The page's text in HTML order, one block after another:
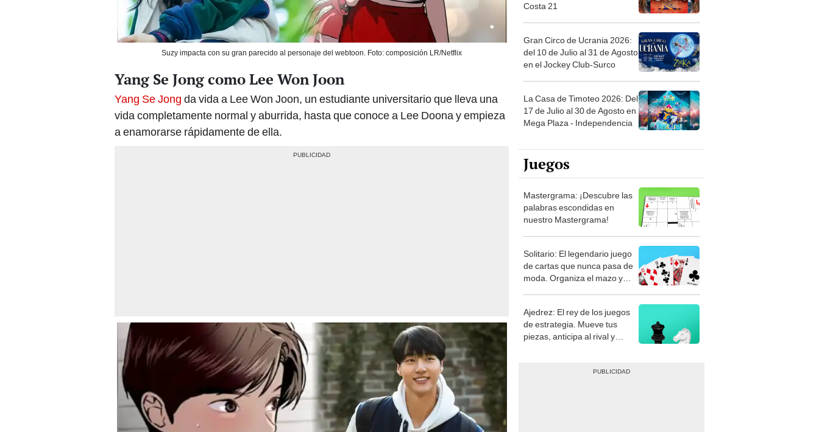
Suzy impacta con su gran parecido al personaje del webtoon. Foto: composición LR/Netflix
Yang Se Jongda vida a Lee Won Joon, un estudiante universitario que lleva una
vida completamente normal y aburrida, hasta que conoce a Lee Doona y empieza
a enamorarse rápidamente de ella.
del 10 de Julio al 31 de Agosto
en el Jockey Club-Surco
17 de Julio al 30 de Agosto en
Mega Plaza - Independencia
Juegos
palabras escondidas en
nuestro Mastergrama!
de cartas que nunca pasa de
moda. Organiza el mazo y
demuestra tu habilidad.
de estrategia. Mueve tus
piezas, anticipa al rival y
consigue el jaque mate.